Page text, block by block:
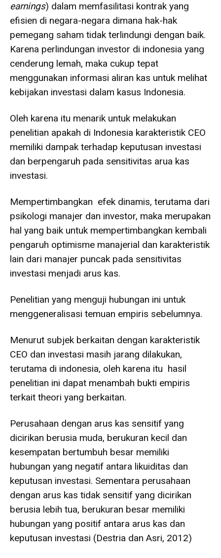
earnings) dalam memfasilitasi kontrak yang
efisien di negara-negara dimana hak-hak
pemegang saham tidak terlindungi dengan baik.
Karena perlindungan investor di indonesia yang
cenderung lemah, maka cukup tepat
menggunakan informasi aliran kas untuk melihat
kebijakan investasi dalam kasus Indonesia.
Oleh karena itu menarik untuk melakukan
penelitian apakah di Indonesia karakteristik CEO
memiliki dampak terhadap keputusan investasi
dan berpengaruh pada sensitivitas arua kas
investasi.
Mempertimbangkan efek dinamis, terutama dari
psikologi manajer dan investor, maka merupakan
hal yang baik untuk mempertimbangkan kembali
pengaruh optimisme manajerial dan karakteristik
lain dari manajer puncak pada sensitivitas
investasi menjadi arus kas.
Penelitian yang menguji hubungan ini untuk
menggeneralisasi temuan empiris sebelumnya.
Menurut subjek berkaitan dengan karakteristik
CEO dan investasi masih jarang dilakukan,
terutama di indonesia, oleh karena itu hasil
penelitian ini dapat menambah bukti empiris
terkait theori yang berkaitan.
Perusahaan dengan arus kas sensitif yang
dicirikan berusia muda, berukuran kecil dan
kesempatan bertumbuh besar memiliki
hubungan yang negatif antara likuiditas dan
keputusan investasi. Sementara perusahaan
dengan arus kas tidak sensitif yang dicirikan
berusia lebih tua, berukuran besar memiliki
hubungan yang positif antara arus kas dan
keputusan investasi (Destria dan Asri, 2012)